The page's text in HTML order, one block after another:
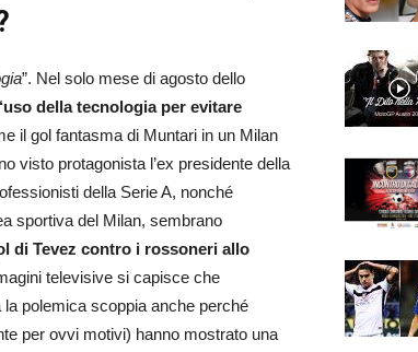
”. Nel solo mese di agosto dello
‘uso della tecnologia per evitare
il gol fantasma di Muntari in un Milan
visto protagonista l’ex presidente della
della Serie A, nonché
sportiva del Milan, sembrano
di Tevez contro i rossoneri allo
televisive si capisce che
polemica scoppia anche perché
per ovvi motivi) hanno mostrato una